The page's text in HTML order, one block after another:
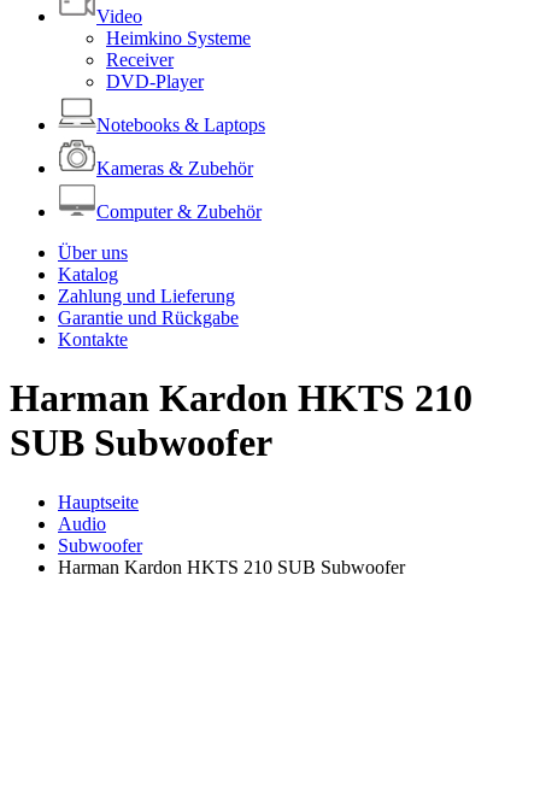
Video
Heimkino Systeme
Receiver
DVD-Player
Notebooks & Laptops
Kameras & Zubehör
Computer & Zubehör
Über uns
Katalog
Zahlung und Lieferung
Garantie und Rückgabe
Kontakte
Harman Kardon HKTS 210
SUB Subwoofer
Hauptseite
Audio
Subwoofer
Harman Kardon HKTS 210 SUB Subwoofer